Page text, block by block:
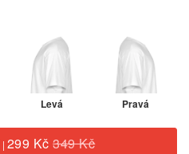
Levá Pravá
| 299 Kč349 Kč